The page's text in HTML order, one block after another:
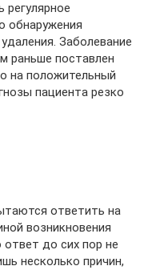
регулярное
обнаружения
Заболевание
раньше поставлен
на положительный
пациента резко
ответить на
возникновения
до сих пор не
несколько причин,